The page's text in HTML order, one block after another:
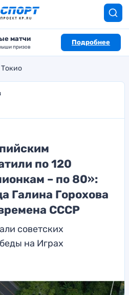
матчи
призов
Подробнее
по 120
– по 80»:
Галина Горохова
СССР
советских
на Играх